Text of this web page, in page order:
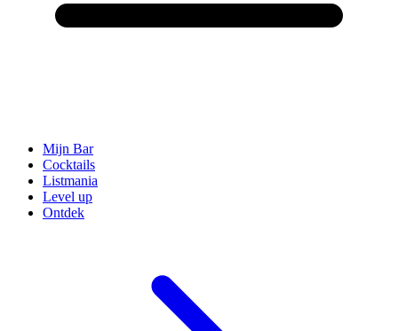
Mijn Bar
Cocktails
Listmania
Level up
Ontdek